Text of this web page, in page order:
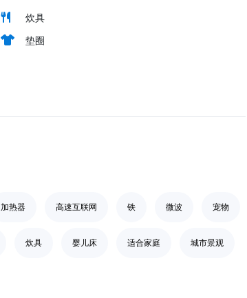
炊具
垫圈
加热器 高速互联网 铁 微波 宠物
炊具 婴儿床 适合家庭 城市景观